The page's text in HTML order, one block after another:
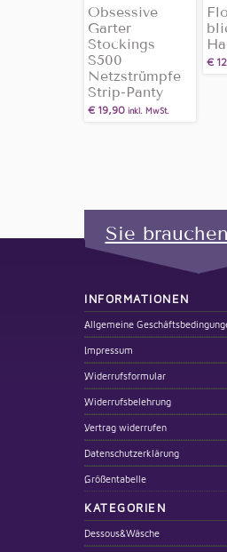
Obsessive
Garter
Stockings
S500
Netzstrümpfe
Strip-Panty
€19,90 inkl. MwSt.
€
Sie
INFORMATIONEN
Allgemeine
Impressum
Widerrufsformular
Widerrufsbelehrung
Vertrag widerrufen
Datenschutzerklärung
Größentabelle
KATEGORIEN
Dessous&Wäsche